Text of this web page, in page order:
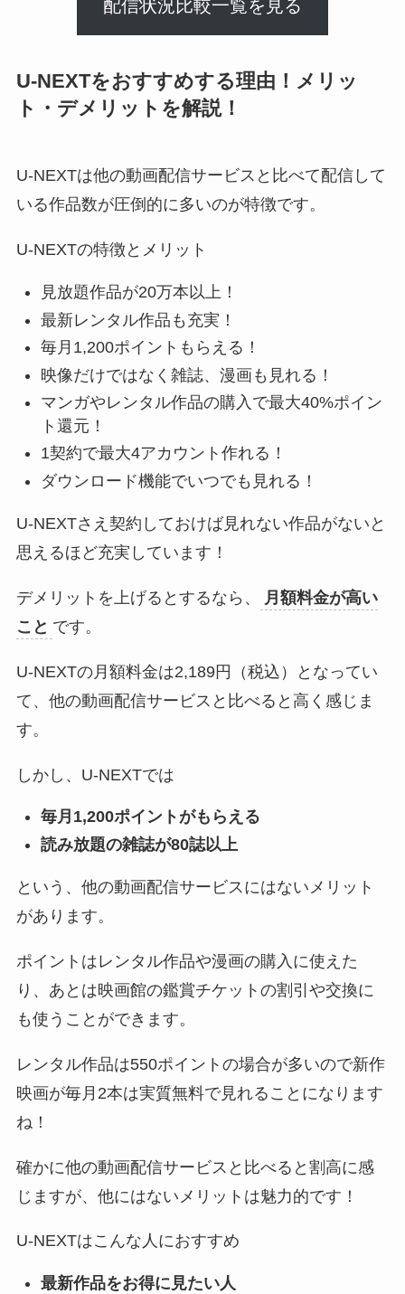
配信状況比較一覧を見る
U-NEXTをおすすめする理由！メリッ
ト・デメリットを解説！
U-NEXTは他の動画配信サービスと比べて配信して
いる作品数が圧倒的に多いのが特徴です。
U-NEXTの特徴とメリット
見放題作品が20万本以上！
最新レンタル作品も充実！
毎月1,200ポイントもらえる！
映像だけではなく雑誌、漫画も見れる！
マンガやレンタル作品の購入で最大40%ポイン
ト還元！
1契約で最大4アカウント作れる！
ダウンロード機能でいつでも見れる！
U-NEXTさえ契約しておけば見れない作品がないと
思えるほど充実しています！
デメリットを上げるとするなら、
月額料金が高い
こと です。
U-NEXTの月額料金は2,189円（税込）となってい
て、他の動画配信サービスと比べると高く感じま
す。
しかし、U-NEXTでは
毎月1,200ポイントがもらえる
読み放題の雑誌が80誌以上
という、他の動画配信サービスにはないメリット
があります。
ポイントはレンタル作品や漫画の購入に使えた
り、あとは映画館の鑑賞チケットの割引や交換に
も使うことができます。
レンタル作品は550ポイントの場合が多いので新作
映画が毎月2本は実質無料で見れることになります
ね！
確かに他の動画配信サービスと比べると割高に感
じますが、他にはないメリットは魅力的です！
U-NEXTはこんな人におすすめ
最新作品をお得に見たい人